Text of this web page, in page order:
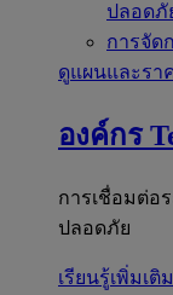
ปลอดภั
การจัด
ดูแผนและรา
องค์กร
การเชื่อมต่อ
ปลอดภัย
เรียนรู้เพิ่มเติม